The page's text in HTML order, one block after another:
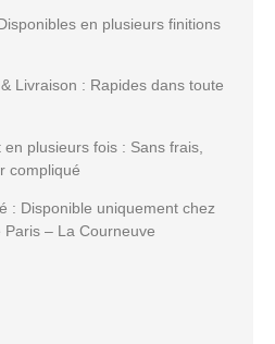
en plusieurs finitions
Livraison : Rapides dans toute
en plusieurs fois : Sans frais,
compliqué
: Disponible uniquement chez
Paris – La Courneuve